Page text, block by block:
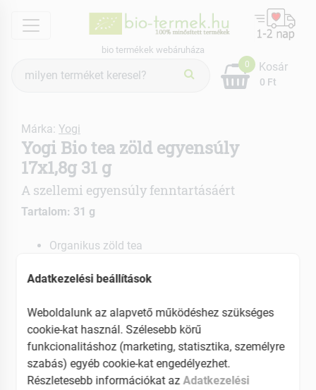
menu
bio termékek webáruháza
keresés
0
0 Ft
Kosár
Márka: Yogi
Yogi Bio tea zöld egyensúly
17x1,8g 31 g
A szellemi egyensúly fenntartásáért
Tartalom: 31 g
Organikus zöld tea
hozzáadásával készült
EAN: 4012824401914
Adatkezelési beállítások
Weboldalunk az alapvető működéshez szükséges
cookie-kat használ. Szélesebb körű
funkcionalitáshoz (marketing, statisztika, személyre
szabás) egyéb cookie-kat engedélyezhet.
Részletesebb információkat azAdatkezelési